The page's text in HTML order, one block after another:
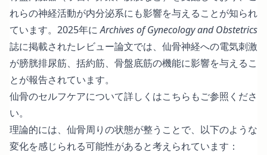
れらの神経活動が内分泌系にも影響を与えることが知られ
ています。2025年にArchives of Gynecology and Obstetrics
誌に掲載されたレビュー論文では、仙骨神経への電気刺激
が膀胱排尿筋、括約筋、骨盤底筋の機能に影響を与えるこ
とが報告されています。
仙骨のセルフケアについて詳しくはこちら もご参照くださ
い。
理論的には、仙骨周りの状態が整うことで、以下のような
変化を感じられる可能性があると考えられています：